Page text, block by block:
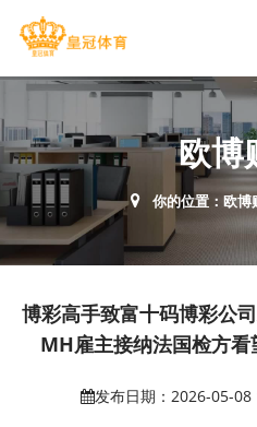
欧博
你的位置：欧博
博彩高手致富十码博彩公
MH雇主接纳法国检方
发布日期：2026-05-